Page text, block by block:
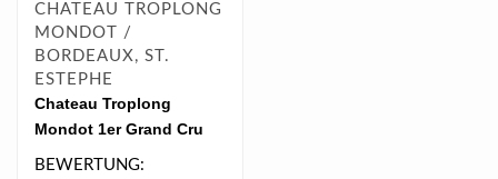
CHATEAU TROPLONG
MONDOT /
BORDEAUX, ST.
ESTEPHE
Chateau Troplong
Mondot 1er Grand Cru
2020 0.75 l
BEWERTUNG: